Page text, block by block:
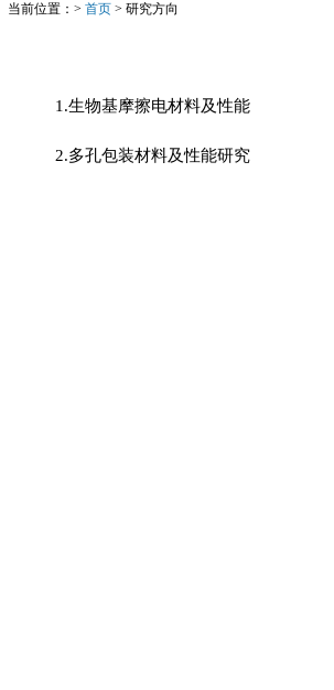
当前位置：> 首页 > 研究方向
1.生物基摩擦电材料及性能
2.多孔包装材料及性能研究